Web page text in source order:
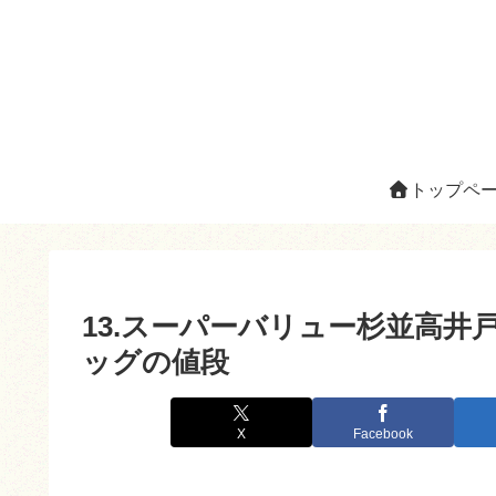
トップペ
13.スーパーバリュー杉並高井
ッグの値段
X Facebook